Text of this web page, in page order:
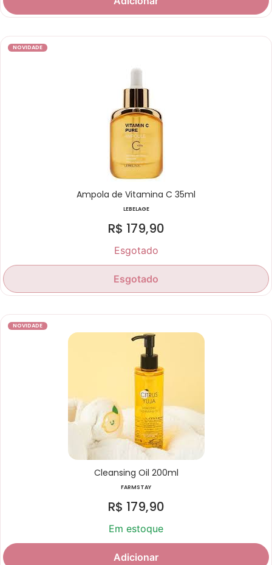
NOVIDADE
Ampola de Vitamina C 35ml
LEBELAGE
R$ 179,90
Esgotado
Esgotado
NOVIDADE
Cleansing Oil 200ml
FARMSTAY
R$ 179,90
Em estoque
Adicionar